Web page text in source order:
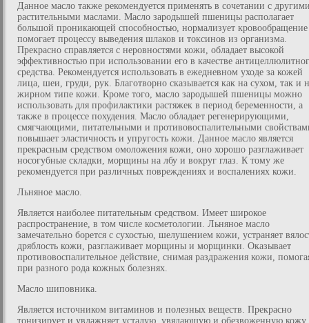
Данное масло также рекомендуется применять в сочетании с
растительными маслами. Масло зародышей пшеницы располагает
большой проникающей способностью, нормализует
помогает процессу выведения шлаков и токсинов из организма.
Прекрасно справляется с неровностями кожи, обладает высокой
эффективностью при использовании его в качестве
средства. Рекомендуется использовать в ежедневном уходе за кожей
лица, шеи, груди, рук. Благотворно сказывается как на сухом, так и
жирном типе кожи. Кроме того, масло зародышей пшеницы можно
использовать для профилактики растяжек в период беременности, а
также в процессе похудения. Масло обладает регенерирующими,
смягчающими, питательными и противовоспалительными
повышает эластичность и упругость кожи. Данное масло является
прекрасным средством омоложения кожи, оно хорошо разглаживает
носогубные складки, морщины на лбу и вокруг глаз. К тому же
рекомендуется при различных повреждениях и воспалениях кожи.
Льняное масло.
Является наиболее питательным средством. Имеет широкое
распространение, в том числе косметологии. Льняное масло
замечательно борется с сухостью, шелушением кожи, устраняет
дряблость кожи, разглаживает морщины и морщинки. Оказывает
противовоспалительное действие, снимая раздражения кожи,
при разного рода кожных болезнях.
Масло шиповника.
Является источником витаминов и полезных веществ. Прекрасно
тонизирует и увлажняет усталую, увядающую и обезвоженную кожу